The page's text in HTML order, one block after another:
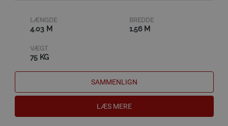
LÆNGDE
4.03 M
BREDDE
1.56 M
VÆGT
75 KG
SAMMENLIGN
LÆS MERE